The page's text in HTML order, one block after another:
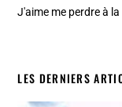
J'aime me perdre à
LES DERNIERS